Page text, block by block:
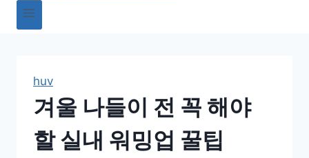
huv
겨울 나들이 전 꼭 해야
할 실내 워밍업 꿀팁